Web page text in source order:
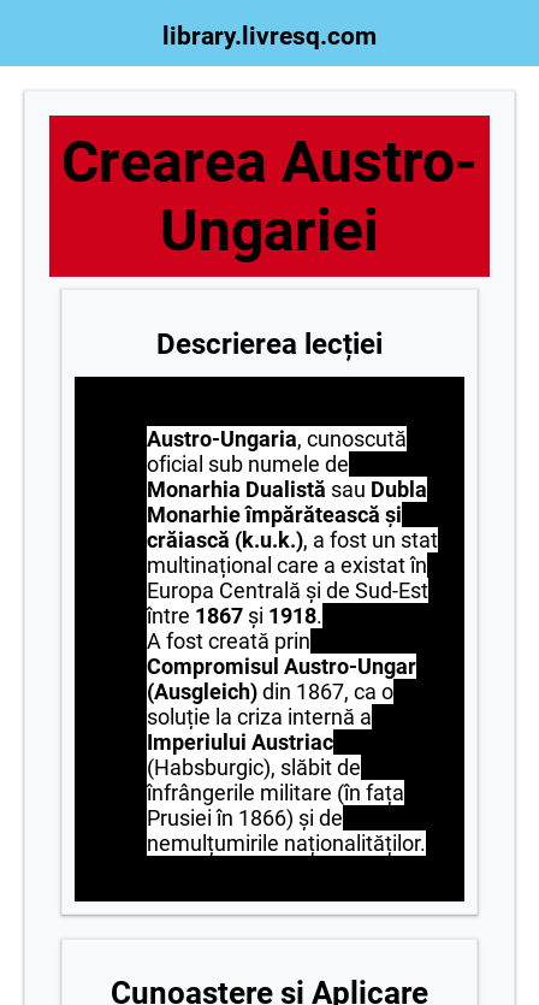
library.livresq.com
Crearea Austro-
Ungariei
Descrierea lecției
Austro-Ungaria, cunoscută
oficial sub numele de
Monarhia Dualistă sau Dubla
Monarhie împărătească și
crăiască (k.u.k.), a fost un stat
multinațional care a existat în
Europa Centrală și de Sud-Est
între 1867 și 1918.
A fost creată prin
Compromisul Austro-Ungar
(Ausgleich)din 1867, ca o
soluție la criza internă a
Imperiului Austriac
(Habsburgic), slăbit de
înfrângerile militare (în fața
Prusiei în 1866) și de
nemulțumirile naționalităților.
Cunoaștere și Aplicare